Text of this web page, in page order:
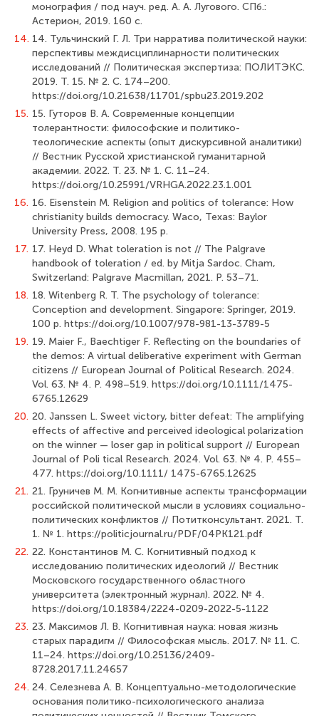
монография / под науч. ред. А. А. Лугового. СПб.:
Астерион, 2019. 160 с.
14. 14. Тульчинский Г. Л. Три нарратива политической науки:
перспективы междисциплинарности политических
исследований // Политическая экспертиза: ПОЛИТЭКС.
2019. Т. 15. № 2. С. 174–200.
https://doi.org/10.21638/11701/spbu23.2019.202
15. 15. Гуторов В. А. Современные концепции
толерантности: философские и политико-
теологические аспекты (опыт дискурсивной аналитики)
// Вестник Русской христианской гуманитарной
академии. 2022. Т. 23. № 1. С. 11–24.
https://doi.org/10.25991/VRHGA.2022.23.1.001
16. 16. Eisenstein M. Religion and politics of tolerance: How
christianity builds democracy. Waco, Texas: Baylor
University Press, 2008. 195 p.
17. 17. Heyd D. What toleration is not // The Palgrave
handbook of toleration / ed. by Mitja Sardoc. Cham,
Switzerland: Palgrave Macmillan, 2021. P. 53–71.
18. 18. Witenberg R. T. The psychology of tolerance:
Conception and development. Singapore: Springer, 2019.
100 p. https://doi.org/10.1007/978-981-13-3789-5
19. 19. Maier F., Baechtiger F. Reflecting on the boundaries of
the demos: A virtual deliberative experiment with German
citizens // European Journal of Political Research. 2024.
Vol. 63. № 4. P. 498–519. https://doi.org/10.1111/1475-
6765.12629
20. 20. Janssen L. Sweet victory, bitter defeat: The amplifying
effects of affective and perceived ideological polarization
on the winner — loser gap in political support // European
Journal of Poli tical Research. 2024. Vol. 63. № 4. P. 455–
477. https://doi.org/10.1111/ 1475-6765.12625
21. 21. Груничев М. М. Когнитивные аспекты трансформации
российской политической мысли в условиях социально-
политических конфликтов // Потитконсультант. 2021. Т.
1. № 1. https://politicjournal.ru/PDF/04PK121.pdf
22. 22. Константинов М. С. Когнитивный подход к
исследованию политических идеологий // Вестник
Московского государственного областного
университета (электронный журнал). 2022. № 4.
https://doi.org/10.18384/2224-0209-2022-5-1122
23. 23. Максимов Л. В. Когнитивная наука: новая жизнь
старых парадигм // Философская мысль. 2017. № 11. С.
11–24. https://doi.org/10.25136/2409-
8728.2017.11.24657
24. 24. Селезнева А. В. Концептуально-методологические
основания политико-психологического анализа